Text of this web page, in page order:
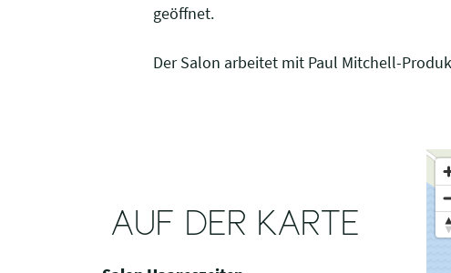
geöffnet.
Der Salon arbeitet mit Paul Mitchell-
AUF DER KARTE